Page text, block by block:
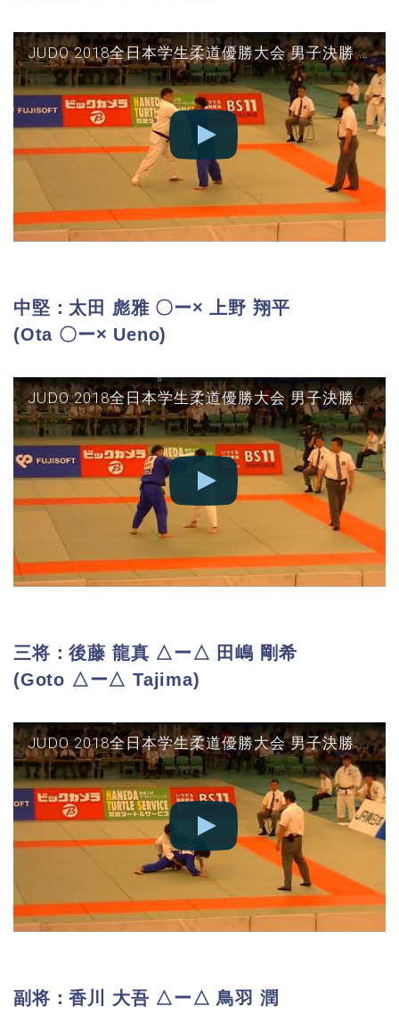
JUDO 2018全日本学生柔道優勝大会 男子決勝 東海大vs筑波 五将(奥野×関根)
中堅：太田 彪雅 〇ー× 上野 翔平
(Ota 〇ー× Ueno)
JUDO 2018全日本学生柔道優勝大会 男子決勝 東海大vs筑波 中堅(○太田-△上野)
三将：後藤 龍真 △ー△ 田嶋 剛希
(Goto △ー△ Tajima)
JUDO 2018全日本学生柔道優勝大会 男子決勝 東海大vs筑波 三将(後藤×田嶋)
副将：香川 大吾 △ー△ 鳥羽 潤